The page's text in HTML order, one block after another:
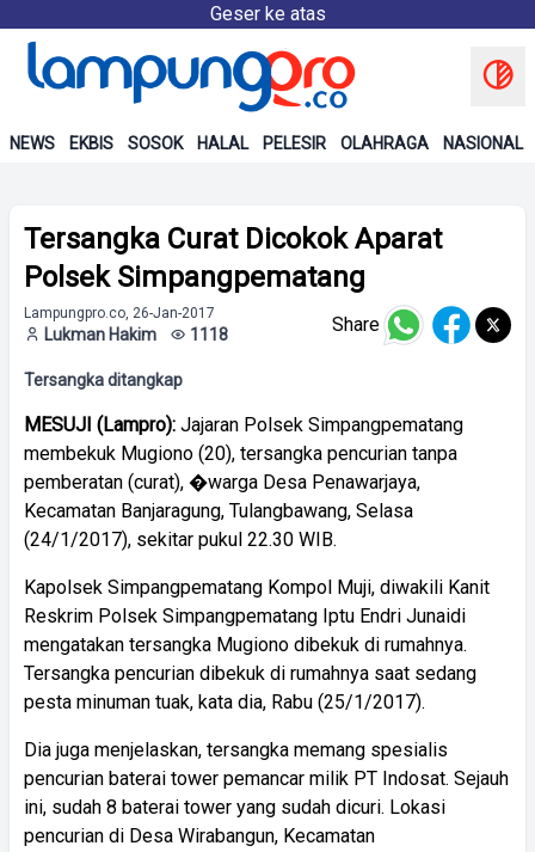
Geser ke atas
NEWS EKBIS SOSOK HALAL PELESIR OLAHRAGA NASIONAL
Tersangka Curat Dicokok Aparat
Polsek Simpangpematang
Lampungpro.co, 26-Jan-2017
Lukman Hakim 1118 Share
Tersangka ditangkap
MESUJI (Lampro): Jajaran Polsek Simpangpematang
membekuk Mugiono (20), tersangka pencurian tanpa
pemberatan (curat), �warga Desa Penawarjaya,
Kecamatan Banjaragung, Tulangbawang, Selasa
(24/1/2017), sekitar pukul 22.30 WIB.
Kapolsek Simpangpematang Kompol Muji, diwakili Kanit
Reskrim Polsek Simpangpematang Iptu Endri Junaidi
mengatakan tersangka Mugiono dibekuk di rumahnya.
Tersangka pencurian dibekuk di rumahnya saat sedang
pesta minuman tuak, kata dia, Rabu (25/1/2017).
Dia juga menjelaskan, tersangka memang spesialis
pencurian baterai tower pemancar milik PT Indosat. Sejauh
ini, sudah 8 baterai tower yang sudah dicuri. Lokasi
pencurian di Desa Wirabangun, Kecamatan